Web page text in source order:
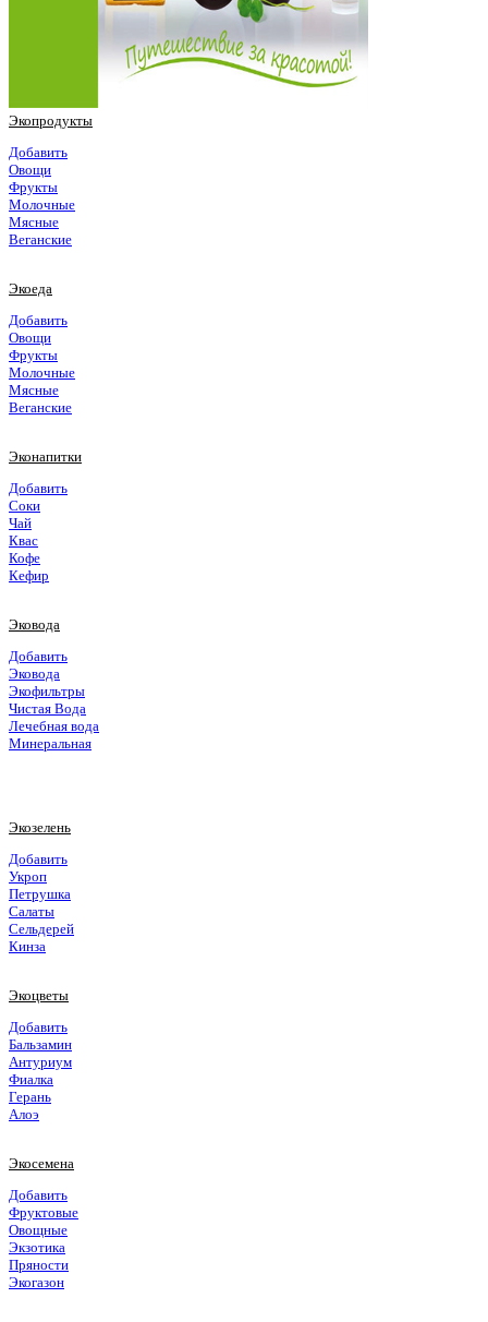
Экопродукты
Добавить
Овощи
Фрукты
Молочные
Мясные
Веганские
Экоеда
Добавить
Овощи
Фрукты
Молочные
Мясные
Веганские
Эконапитки
Добавить
Соки
Чай
Квас
Кофе
Кефир
Эковода
Добавить
Эковода
Экофильтры
Чистая Вода
Лечебная вода
Минеральная
Экозелень
Добавить
Укроп
Петрушка
Салаты
Сельдерей
Кинза
Экоцветы
Добавить
Бальзамин
Антуриум
Фиалка
Герань
Алоэ
Экосемена
Добавить
Фруктовые
Овощные
Экзотика
Пряности
Экогазон